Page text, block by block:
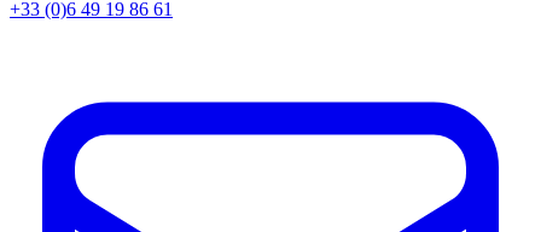
+33 (0)6 49 19 86 61